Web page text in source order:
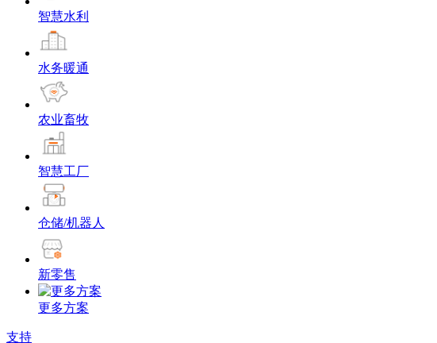
智慧水利
水务暖通
农业畜牧
智慧工厂
仓储/机器人
新零售
更多方案
支持